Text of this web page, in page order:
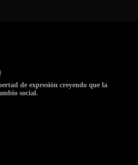
de expresión creyendo que la
social.